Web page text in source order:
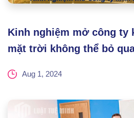
Kinh nghiệm mở công ty
mặt trời không thể bỏ
Aug 1, 2024